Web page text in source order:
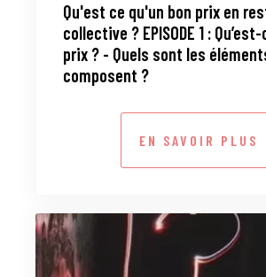
Qu'est ce qu'un bon prix en
collective ? EPISODE 1 : Qu’est-
prix ? - Quels sont les
composent ?
EN SAVOIR PLUS